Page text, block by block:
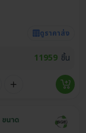
ดูราคาส่ง
11959 ชิ้น